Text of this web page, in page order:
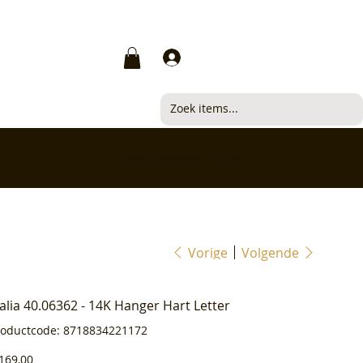
Vorige Volgende
40.06362 - 14K Hanger Hart Letter
Productcode
8718834221172
8718834221172